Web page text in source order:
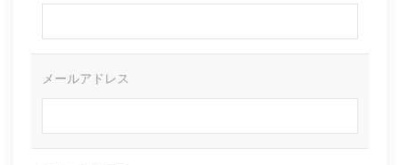
メールアドレス